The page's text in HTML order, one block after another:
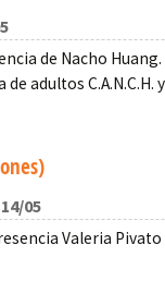
de Nacho
adultos
05
Valeria